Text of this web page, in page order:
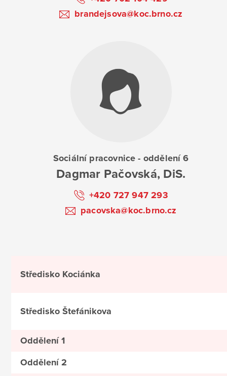
brandejsova@koc.brno.cz
Sociální pracovnice - oddělení 6
Dagmar Pačovská, DiS.
+420 727 947 293
pacovska@koc.brno.cz
Středisko Kociánka
Středisko Štefánikova
Oddělení 1
Oddělení 2